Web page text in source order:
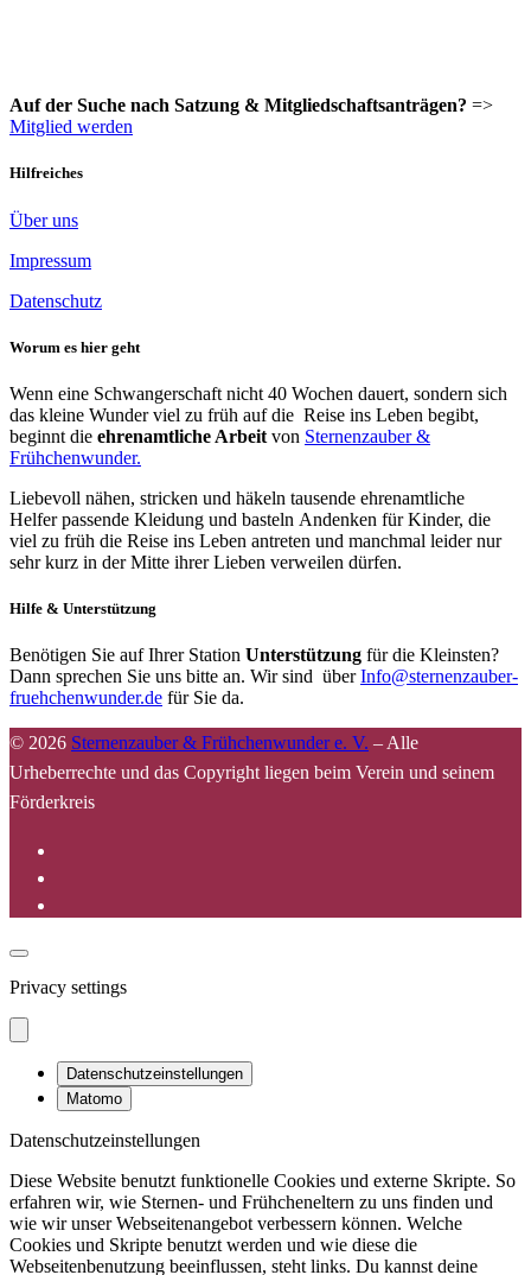
Auf der Suche nach Satzung & Mitgliedschaftsanträgen? =>
Mitglied werden
Hilfreiches
Über uns
Impressum
Datenschutz
Worum es hier geht
Wenn eine Schwangerschaft nicht 40 Wochen dauert, sondern sich
das kleine Wunder viel zu früh auf die Reise ins Leben begibt,
beginnt die ehrenamtliche Arbeit von Sternenzauber &
Frühchenwunder.
Liebevoll nähen, stricken und häkeln tausende ehrenamtliche
Helfer passende Kleidung und basteln Andenken für Kinder, die
viel zu früh die Reise ins Leben antreten und manchmal leider nur
sehr kurz in der Mitte ihrer Lieben verweilen dürfen.
Hilfe & Unterstützung
Benötigen Sie auf Ihrer Station Unterstützung für die Kleinsten?
Dann sprechen Sie uns bitte an. Wir sind überInfo@sternenzauber-
fruehchenwunder.de für Sie da.
© 2026 Sternenzauber & Frühchenwunder e. V. – Alle
Urheberrechte und das Copyright liegen beim Verein und seinem
Förderkreis
Privacy settings
Datenschutzeinstellungen
Matomo
Datenschutzeinstellungen
Diese Website benutzt funktionelle Cookies und externe Skripte. So
erfahren wir, wie Sternen- und Frühcheneltern zu uns finden und
wie wir unser Webseitenangebot verbessern können. Welche
Cookies und Skripte benutzt werden und wie diese die
Webseitenbenutzung beeinflussen, steht links. Du kannst deine